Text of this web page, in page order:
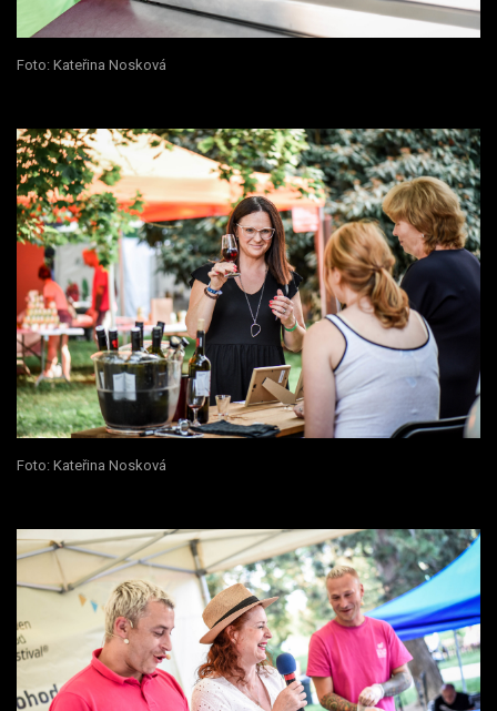
Foto: Kateřina Nosková
Foto: Kateřina Nosková